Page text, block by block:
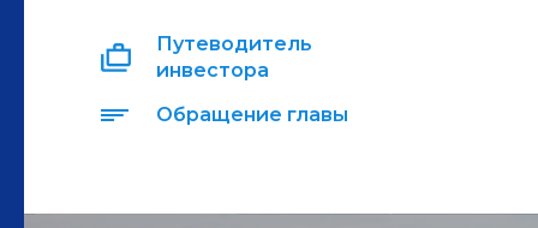
Путеводитель
инвестора
Обращение главы